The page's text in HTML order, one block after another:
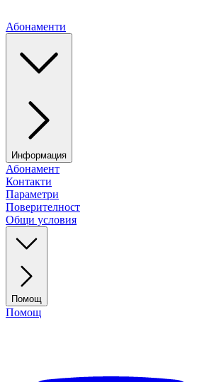
Абонаменти
Информация
Абонамент
Контакти
Параметри
Поверителност
Общи условия
Помощ
Помощ